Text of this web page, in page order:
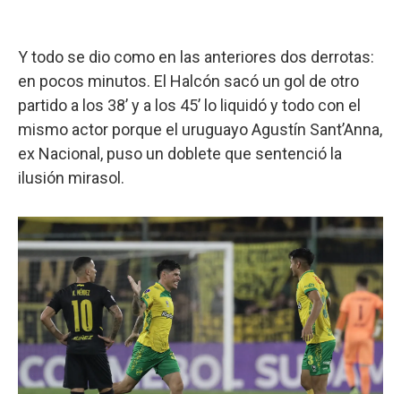
Y todo se dio como en las anteriores dos derrotas:
en pocos minutos. El Halcón sacó un gol de otro
partido a los 38’ y a los 45’ lo liquidó y todo con el
mismo actor porque el uruguayo Agustín Sant’Anna,
ex Nacional, puso un doblete que sentenció la
ilusión mirasol.